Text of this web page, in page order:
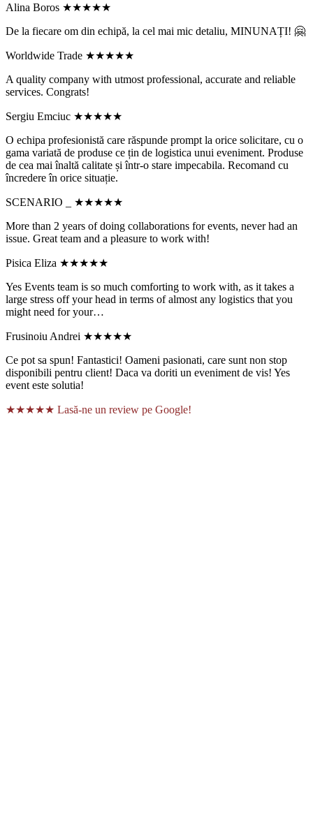
Alina Boros ★★★★★
De la fiecare om din echipă, la cel mai mic detaliu, MINUNAȚI! 🤗
Worldwide Trade ★★★★★
A quality company with utmost professional, accurate and reliable
services. Congrats!
Sergiu Emciuc ★★★★★
O echipa profesionistă care răspunde prompt la orice solicitare, cu o
gama variată de produse ce țin de logistica unui eveniment. Produse
de cea mai înaltă calitate și într-o stare impecabila. Recomand cu
încredere în orice situație.
SCENARIO _
★★★★★
More than 2 years of doing collaborations for events, never had an
issue. Great team and a pleasure to work with!
Pisica Eliza ★★★★★
Yes Events team is so much comforting to work with, as it takes a
large stress off your head in terms of almost any logistics that you
might need for your…
Frusinoiu Andrei ★★★★★
Ce pot sa spun! Fantastici! Oameni pasionati, care sunt non stop
disponibili pentru client! Daca va doriti un eveniment de vis! Yes
event este solutia!
★★★★★ Lasă-ne un review pe Google!